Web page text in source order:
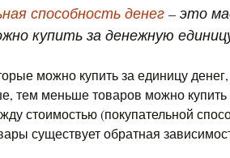
способность денег – это
купить за денежную
можно купить за единицу
тем меньше товаров можно
стоимостью (покупательной
существует обратная